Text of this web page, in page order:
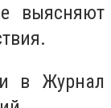
выясняют
в Журнал